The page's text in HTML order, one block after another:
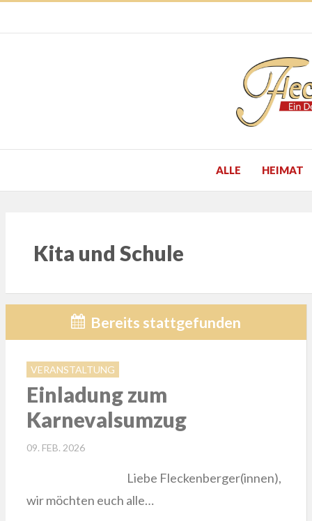
ALLE HEIMAT
Kita und Schule
Bereits stattgefunden
VERANSTALTUNG
Einladung zum
Karnevalsumzug
POSTED
09. FEB. 2026
Liebe Fleckenberger(innen),
wir möchten euch alle…